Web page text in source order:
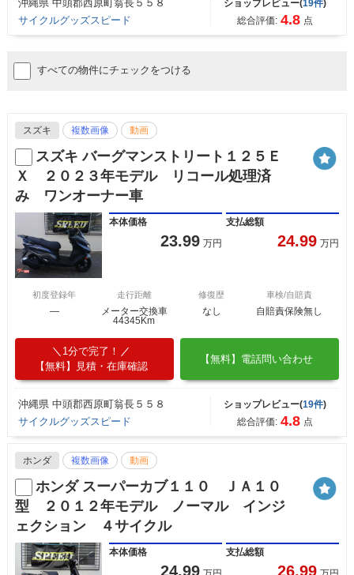
沖縄県 中頭郡西原町翁長５５８
サイクルグッズスピード
ショップレビュー(19件)
総合評価: 4.8 点
すべての物件にチェックをつける
スズキ 複数画像 動画
スズキ バーグマンストリート１２５Ｅ
Ｘ ２０２３年モデル リコール処理済
み ワンオーナー車
本体価格
23.99 万円
支払総額
24.99 万円
初度登録年
―
走行距離
メーター交換車
44345Km
修復歴
なし
車検/自賠責
自賠責保険無し
1分で完了！
【無料】見積・在庫確認
【無料】電話問い合わせ
沖縄県 中頭郡西原町翁長５５８
サイクルグッズスピード
ショップレビュー(19件)
総合評価: 4.8 点
ホンダ 複数画像 動画
ホンダ スーパーカブ１１０ ＪＡ１０
型 ２０１２年モデル ノーマル インジ
ェクション ４サイクル
本体価格
24.99
支払総額
26.99